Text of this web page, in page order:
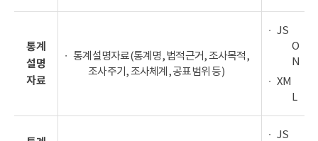
통계
설명
자료
통계설명자료(통계명, 법적근거, 조사목적,
조사주기, 조사체계, 공표범위 등)
JS
O
N
XM
L
JS